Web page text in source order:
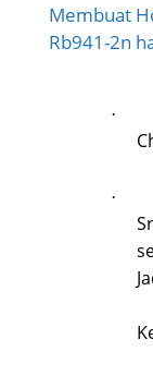
Membuat
Rb941-2n
·
·